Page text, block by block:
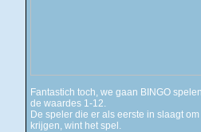
Fantastich toch, we gaan BINGO
de waardes 1-12.
De speler die er als eerste in slaagt
krijgen, wint het spel.